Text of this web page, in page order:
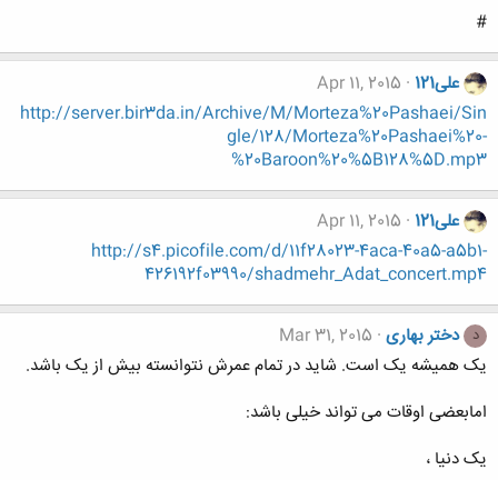
#
علی121
Apr 11, 2015
http://server.bir3da.in/Archive/M/Morteza%20Pashaei/Sin
gle/128/Morteza%20Pashaei%20-
%20Baroon%20%5B128%5D.mp3
علی121
Apr 11, 2015
http://s4.picofile.com/d/11f28023-4aca-40a5-a5b1-
426192f03990/shadmehr_Adat_concert.mp4
د دختر بهاری Mar 31, 2015
یک همیشه یک است. شاید در تمام عمرش نتوانسته بیش از یک باشد.
امابعضی اوقات می تواند خیلی باشد:
یک دنیا ،